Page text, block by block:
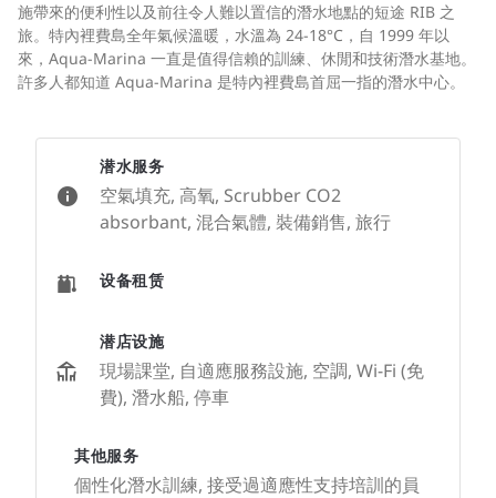
施帶來的便利性以及前往令人難以置信的潛水地點的短途 RIB 之
旅。特內裡費島全年氣候溫暖，水溫為 24-18°C，自 1999 年以
來，Aqua-Marina 一直是值得信賴的訓練、休閒和技術潛水基地。
許多人都知道 Aqua-Marina 是特內裡費島首屈一指的潛水中心。
潜水服务
空氣填充, 高氧, Scrubber CO2
absorbant, 混合氣體, 裝備銷售, 旅行
设备租赁
潜店设施
現場課堂, 自適應服務設施, 空調, Wi-Fi (免
費), 潛水船, 停車
其他服务
個性化潛水訓練, 接受過適應性支持培訓的員